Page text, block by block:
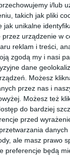
i/lub
takich jak pliki
jak unikalne
przez urządzenie w
reklam i treści,
zgodą my i nasi
dane
Możesz
przez nas i
Możesz też
do bardziej
przed
ale masz prawo
preferencje będą
pod duży
belka z
wysunięciu
Wszędzie
odstępy
być ciut
w pozycji
podobny do
nie znajdziemy
warto
osobiste pliki,
z jednego